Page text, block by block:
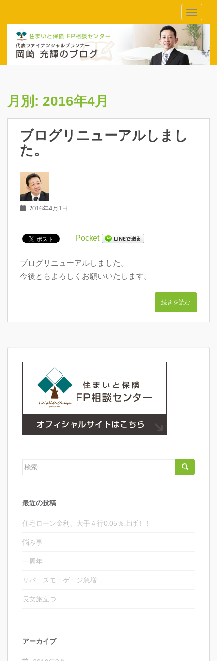
月別: 2016年4月
ブログリニューアルしまし
た。
2016年4月1日
Pocket
ブログリニューアルしました。
今後ともよろしくお願いいたします。
続きを読む
検
最近の投稿
住宅ローン金利、大手４行0.05％上げ！！
悩み事
一周年
リバースモーゲージ急増
長女旅立つ
アーカイブ